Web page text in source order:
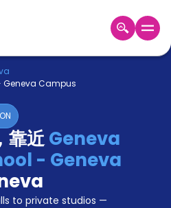
Geneva Campus
靠近Geneva
- Geneva
to private studios —